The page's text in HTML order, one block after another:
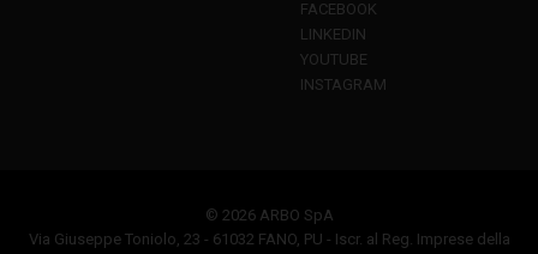
FACEBOOK
LINKEDIN
YOUTUBE
INSTAGRAM
© 2026 ARBO SpA
Via Giuseppe Toniolo, 23 - 61032 FANO, PU - Iscr. al Reg. Imprese della